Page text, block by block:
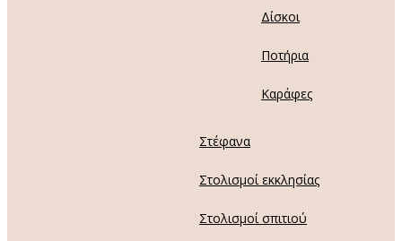
Δίσκοι
Ποτήρια
Καράφες
Στέφανα
Στολισμοί εκκλησίας
Στολισμοί σπιτιού